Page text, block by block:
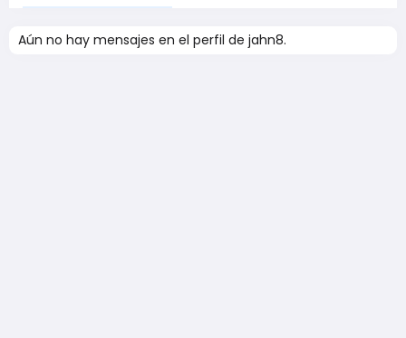
Aún no hay mensajes en el perfil de jahn8.